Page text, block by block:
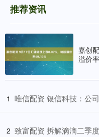
推荐资讯
嘉创
溢价
1 唯信配资 银信科技：公
2 致富配资 拆解滴滴二季